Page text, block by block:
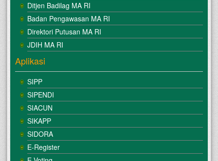
Ditjen Badilag MA RI
Badan Pengawasan MA RI
Direktori Putusan MA RI
JDIH MA RI
Aplikasi
SIPP
SIPENDI
SIACUN
SIKAPP
SIDORA
E-Register